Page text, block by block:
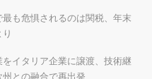
も危惧されるのは関税、年末
をイタリア企業に譲渡、技術継
との融合で再出発